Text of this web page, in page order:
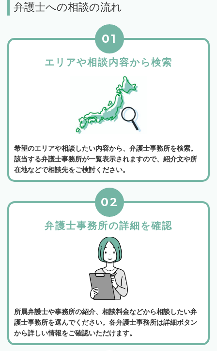
弁護士への相談の流れ
エリアや相談内容から検索
01
希望のエリアや相談したい内容から、弁護士事務所を検索。
該当する弁護士事務所が一覧表示されますので、紹介文や所
在地などで相談先をご検討ください。
弁護士事務所の詳細を確認
02
所属弁護士や事務所の紹介、相談料金などから相談したい弁
護士事務所を選んでください。各弁護士事務所は詳細ボタン
から詳しい情報をご確認いただけます。